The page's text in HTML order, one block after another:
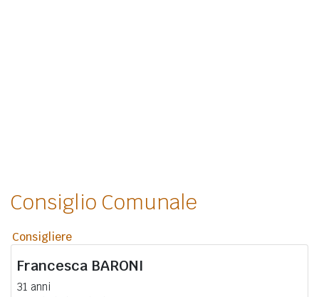
Consiglio Comunale
Consigliere
Francesca BARONI
31 anni